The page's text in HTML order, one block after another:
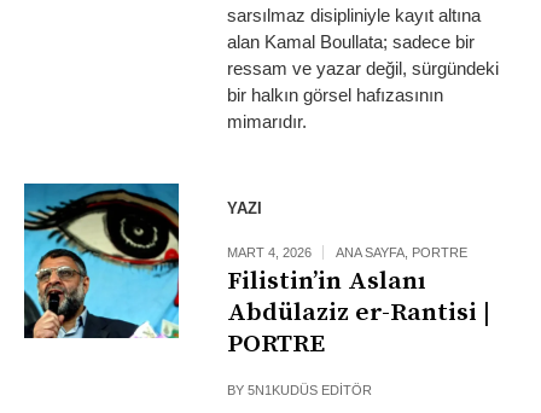
sarsılmaz disipliniyle kayıt altına
alan Kamal Boullata; sadece bir
ressam ve yazar değil, sürgündeki
bir halkın görsel hafızasının
mimarıdır.
YAZI
MART 4, 2026 ANA SAYFA PORTRE
Filistin’in Aslanı
Abdülaziz er-Rantisi |
PORTRE
BY5N1KUDÜS EDITÖR